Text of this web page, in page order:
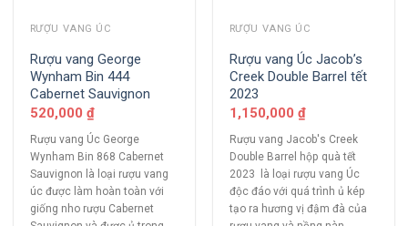
RƯỢU VANG ÚC
Rượu vang George
Wynham Bin 444
Cabernet Sauvignon
520,000 ₫
Rượu vang Úc George
Wynham Bin 868 Cabernet
Sauvignon là loại rượu vang
úc được làm hoàn toàn với
giống nho rượu Cabernet
RƯỢU VANG ÚC
Rượu vang Úc Jacob’s
Creek Double Barrel tết
2023
1,150,000 ₫
Rượu vang Jacob's Creek
Double Barrel hộp quà tết
2023 là loại rượu vang Úc
độc đáo với quá trình ủ kép
tạo ra hương vị đậm đà của